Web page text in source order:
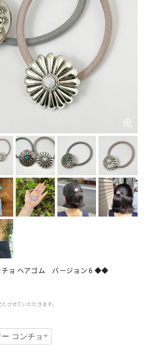
チョ ヘアゴム バージョン 6 ◆◆
させていただきます。